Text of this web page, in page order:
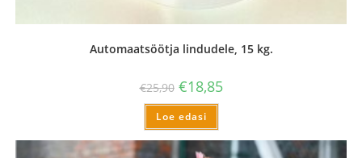
Automaatsöötja lindudele, 15 kg.
€25,90 €18,85
Loe edasi